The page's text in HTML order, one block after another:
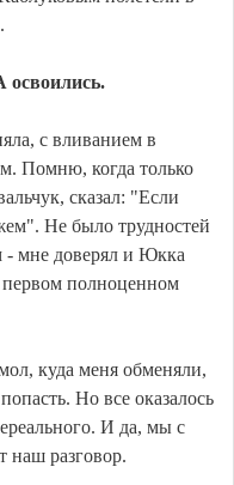
с вливанием в
Помню, когда только
сказал: "Если
Не было трудностей
- мне доверял и Юкка
полноценном
куда меня обменяли,
Но все оказалось
И да, мы с
наш разговор.